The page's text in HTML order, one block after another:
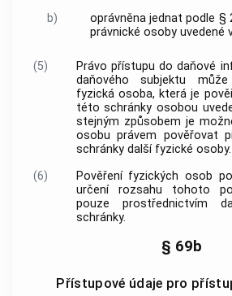
b)
oprávněna jednat podle §
právnické osoby uvedené
(5)
Právo přístupu do daňové
daňového subjektu
fyzická osoba, která je
této schránky osobou
stejným způsobem je
osobu právem pověřovat
schránky další fyzické osoby.
(6)
Pověření fyzických osob
určení rozsahu tohoto
pouze prostřednictvím
schránky.
§ 69b
Přístupové údaje pro